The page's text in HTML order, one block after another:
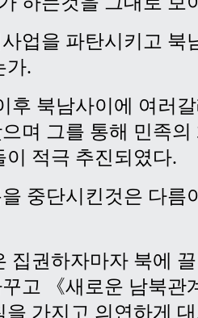
업을 파탄시키고 북
가.
후 북남사이에 여러
며 그를 통해 민족의
적극 추진되였다.
중단시킨것은 다름
집권하자마자 북에
고 《새로운 남북관
을 가지고 의연하게